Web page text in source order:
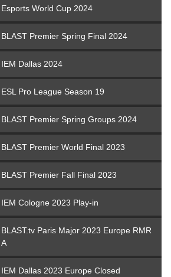
Esports World Cup 2024
BLAST Premier Spring Final 2024
IEM Dallas 2024
ESL Pro League Season 19
BLAST Premier Spring Groups 2024
BLAST Premier World Final 2023
BLAST Premier Fall Final 2023
IEM Cologne 2023 Play-in
BLAST.tv Paris Major 2023 Europe RMR
A
IEM Dallas 2023 Europe Closed